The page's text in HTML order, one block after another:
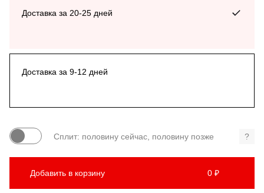
Доставка за 20-25 дней
Доставка за 9-12 дней
Сплит: половину сейчас, половину позже ?
Добавить в корзину 0 ₽